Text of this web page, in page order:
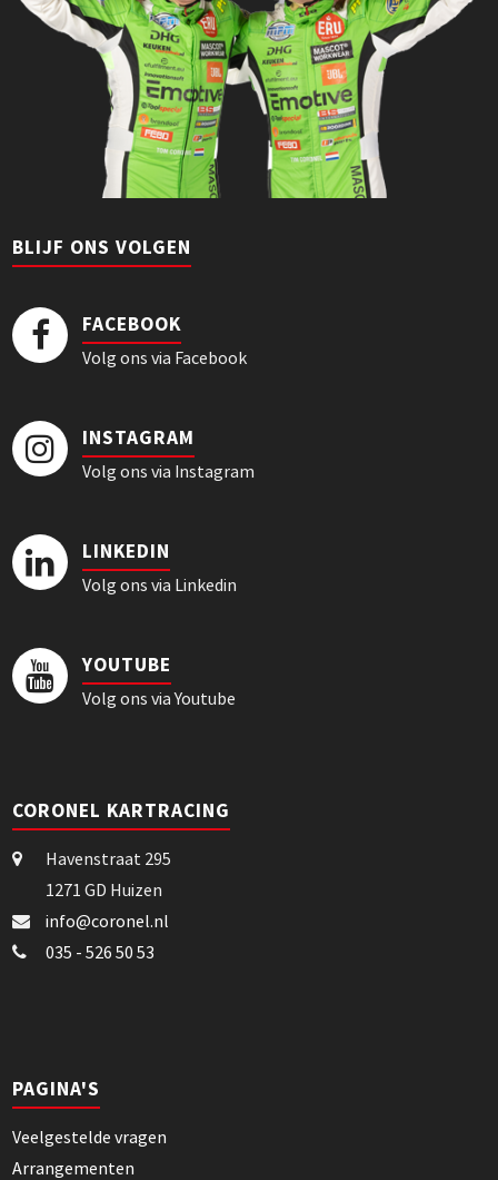
BLIJF ONS VOLGEN
FACEBOOK
Volg ons via Facebook
INSTAGRAM
Volg ons via Instagram
LINKEDIN
Volg ons via Linkedin
YOUTUBE
Volg ons via Youtube
CORONEL KARTRACING
Havenstraat 295
1271 GD Huizen
info@coronel.nl
035 - 526 50 53
PAGINA'S
Veelgestelde vragen
Arrangementen